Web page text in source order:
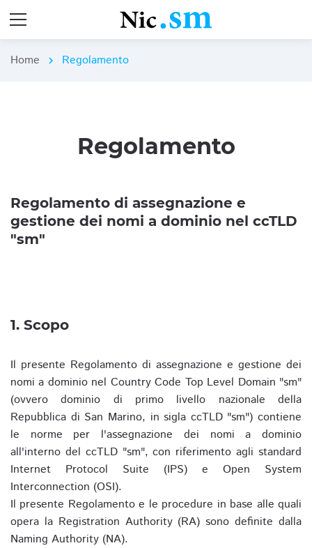
Home chevron_right Regolamento
Regolamento
Regolamento di assegnazione e
gestione dei nomi a dominio nel ccTLD
"sm"
1. Scopo
Il presente Regolamento di assegnazione e gestione dei
nomi a dominio nel Country Code Top Level Domain "sm"
(ovvero dominio di primo livello nazionale della
Repubblica di San Marino, in sigla ccTLD "sm") contiene
le norme per l'assegnazione dei nomi a dominio
all'interno del ccTLD "sm", con riferimento agli standard
Internet Protocol Suite (IPS) e Open System
Interconnection (OSI).
Il presente Regolamento e le procedure in base alle quali
opera la Registration Authority (RA) sono definite dalla
Naming Authority (NA).